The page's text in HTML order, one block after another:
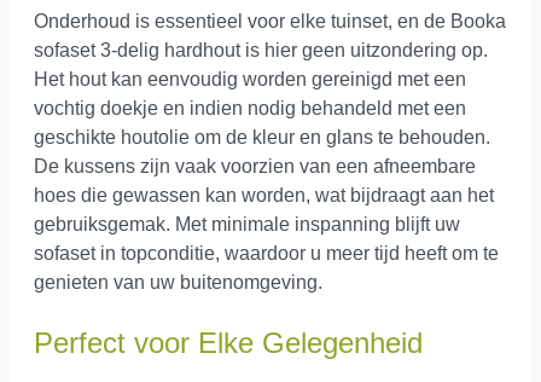
Onderhoud is essentieel voor elke tuinset, en de Booka
sofaset 3-delig hardhout is hier geen uitzondering op.
Het hout kan eenvoudig worden gereinigd met een
vochtig doekje en indien nodig behandeld met een
geschikte houtolie om de kleur en glans te behouden.
De kussens zijn vaak voorzien van een afneembare
hoes die gewassen kan worden, wat bijdraagt aan het
gebruiksgemak. Met minimale inspanning blijft uw
sofaset in topconditie, waardoor u meer tijd heeft om te
genieten van uw buitenomgeving.
Perfect voor Elke Gelegenheid